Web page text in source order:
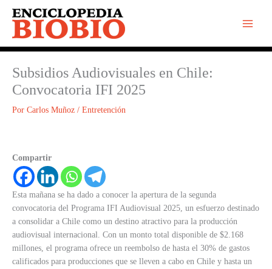
contenido
Subsidios Audiovisuales en Chile:
Convocatoria IFI 2025
Por Carlos Muñoz / Entretención
Compartir
Esta mañana se ha dado a conocer la apertura de la segunda
convocatoria del Programa IFI Audiovisual 2025, un esfuerzo destinado
a consolidar a Chile como un destino atractivo para la producción
audiovisual internacional. Con un monto total disponible de $2.168
millones, el programa ofrece un reembolso de hasta el 30% de gastos
calificados para producciones que se lleven a cabo en Chile y hasta un